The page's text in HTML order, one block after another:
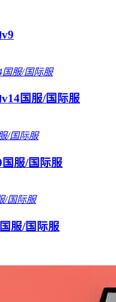
国服/国际服
服/国际服
服/国际服